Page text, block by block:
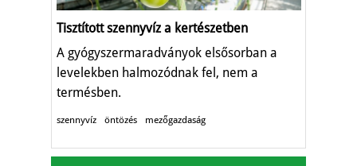
Tisztított szennyvíz a kertészetben
A gyógyszermaradványok elsősorban a
levelekben halmozódnak fel, nem a
termésben.
szennyvíz öntözés mezőgazdaság